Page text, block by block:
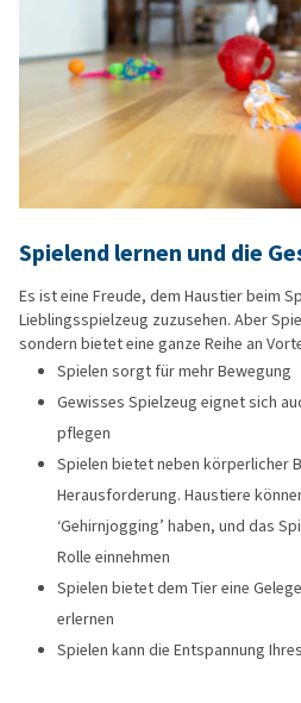
Spielend lernen und die
Es ist eine Freude, dem Haustier beim
Lieblingsspielzeug zuzusehen. Aber
sondern bietet eine ganze Reihe an
Spielen sorgt für mehr Bewegung
Gewisses Spielzeug eignet sich
pflegen
Spielen bietet neben körperlicher
Herausforderung. Haustiere
‘Gehirnjogging’ haben, und das
Rolle einnehmen
Spielen bietet dem Tier eine
erlernen
Spielen kann die Entspannung